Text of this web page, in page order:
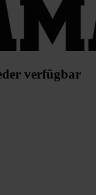
verfügbar